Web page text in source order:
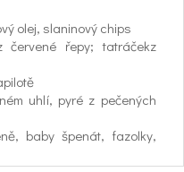
olej, slaninový chips
červené řepy; tatráčekz
uhlí, pyré z pečených
baby špenát, fazolky,